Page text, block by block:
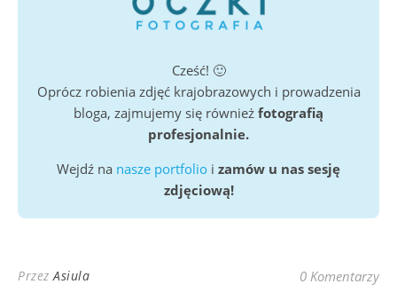
Cześć! 🙂
Oprócz robienia zdjęć krajobrazowych i prowadzenia
bloga, zajmujemy się również fotografią
profesjonalnie.
Wejdź na nasze portfolio i zamów u nas sesję
zdjęciową!
PrzezAsiula 0 Komentarzy